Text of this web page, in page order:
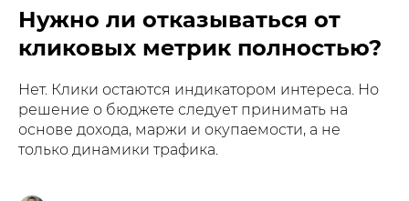
Нужно ли отказываться от
кликовых метрик полностью?
Нет. Клики остаются индикатором интереса. Но
решение о бюджете следует принимать на
основе дохода, маржи и окупаемости, а не
только динамики трафика.